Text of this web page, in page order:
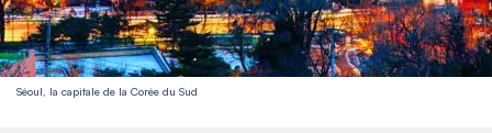
Séoul, la capitale de la Corée du Sud